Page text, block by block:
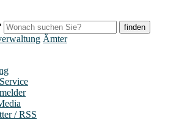
finden
Ämter
/ RSS